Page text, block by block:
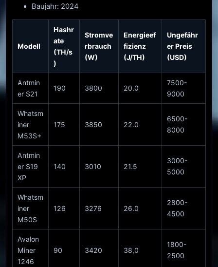
Baujahr: 2024
Modell
Hashr
ate
(TH/s
)
Stromve
rbrauch
(W)
Energieef
fizienz
(J/TH)
Ungefähr
er Preis
(USD)
Antmin
er S21
190 3800 20.0
7500-
9000
Whatsm
iner
M53S+
175 3850 22.0
6500-
8000
Antmin
er S19
XP
140 3010 21.5
3000-
5000
Whatsm
iner
M50S
126 3276 26.0
2800-
4500
Avalon
Miner
1246
90 3420 38,0
1800-
2500